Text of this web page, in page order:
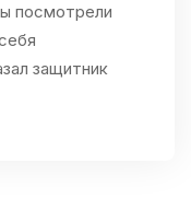
посмотрели
защитник